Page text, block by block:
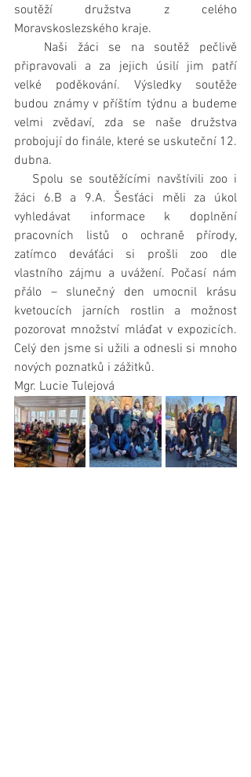
soutěží družstva z celého
Moravskoslezského kraje.
připravovali a za jejich úsilí jim patří
velké poděkování. Výsledky soutěže
budou známy v příštím týdnu a budeme
velmi zvědaví, zda se naše družstva
probojují do finále, které se uskuteční 12.
dubna.
žáci 6.B a 9.A. Šesťáci měli za úkol
vyhledávat informace k doplnění
pracovních listů o ochraně přírody,
zatímco deváťáci si prošli zoo dle
vlastního zájmu a uvážení. Počasí nám
přálo – slunečný den umocnil krásu
kvetoucích jarních rostlin a možnost
pozorovat množství mláďat v expozicích.
Celý den jsme si užili a odnesli si mnoho
nových poznatků i zážitků.
Mgr. Lucie Tulejová